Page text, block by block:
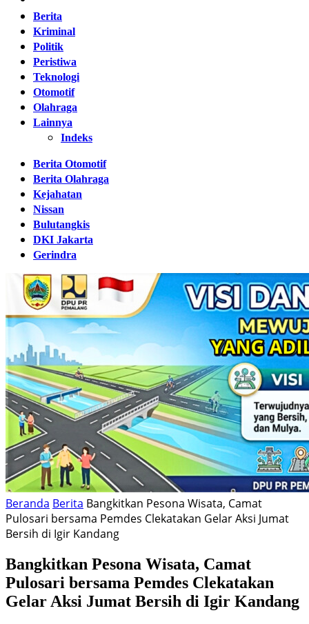
Berita
Kriminal
Politik
Peristiwa
Teknologi
Otomotif
Olahraga
Lainnya
Indeks
Berita Otomotif
Berita Olahraga
Kejahatan
Nissan
Bulutangkis
DKI Jakarta
Gerindra
Beranda Berita Bangkitkan Pesona Wisata, Camat
Pulosari bersama Pemdes Clekatakan Gelar Aksi Jumat
Bersih di Igir Kandang
Bangkitkan Pesona Wisata, Camat
Pulosari bersama Pemdes Clekatakan
Gelar Aksi Jumat Bersih di Igir Kandang